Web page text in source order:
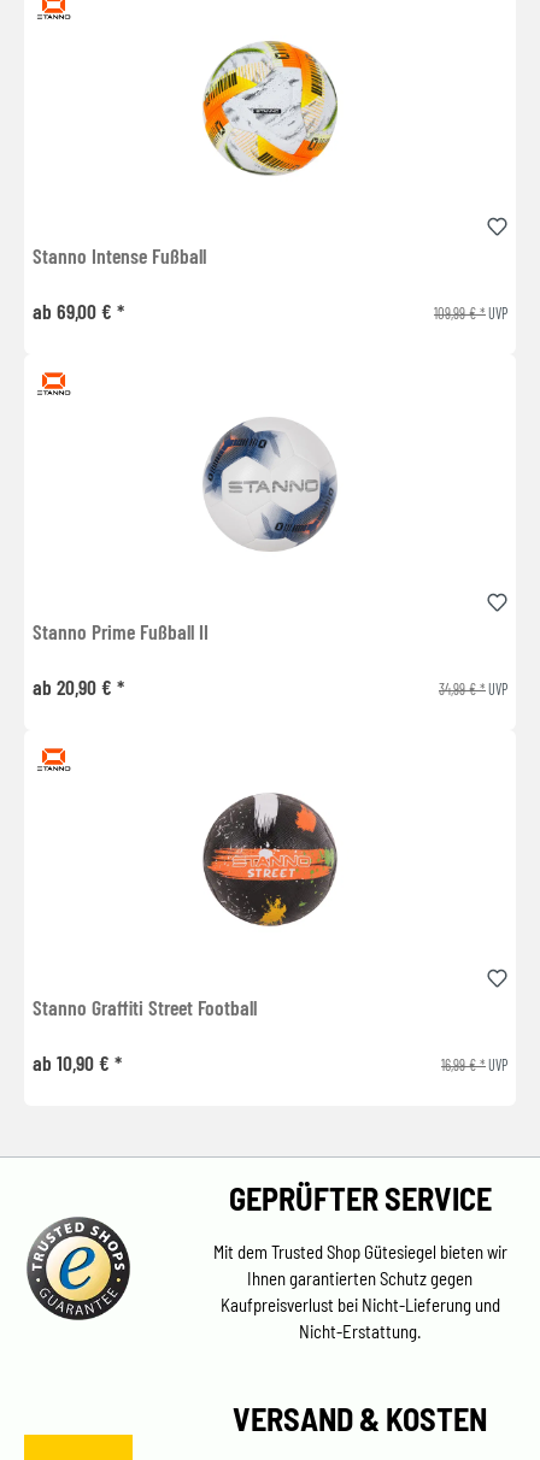
Stanno Intense Fußball
ab 69,00 € * 109,99 € *UVP
Stanno Prime Fußball II
ab 20,90 € * 34,99 € *UVP
Stanno Graffiti Street Football
ab 10,90 € * 16,99 € *UVP
GEPRÜFTER SERVICE
Mit dem Trusted Shop Gütesiegel bieten wir
Ihnen garantierten Schutz gegen
Kaufpreisverlust bei Nicht-Lieferung und
Nicht-Erstattung.
VERSAND & KOSTEN